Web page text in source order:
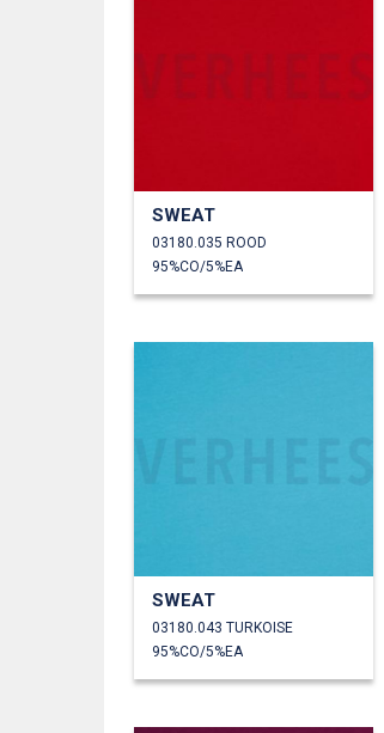
SWEAT
03180.035 ROOD
95%CO/5%EA
SWEAT
03180.043 TURKOISE
95%CO/5%EA